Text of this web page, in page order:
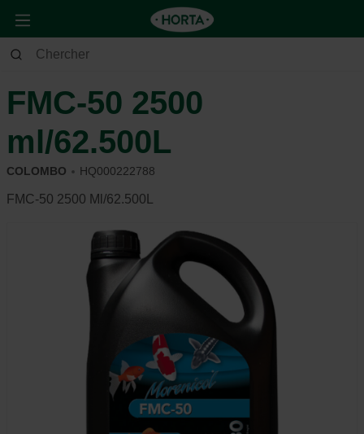
Jardin Étang
FMC-50 2500
ml/62.500L
COLOMBO HQ000222788
FMC-50 2500 Ml/62.500L